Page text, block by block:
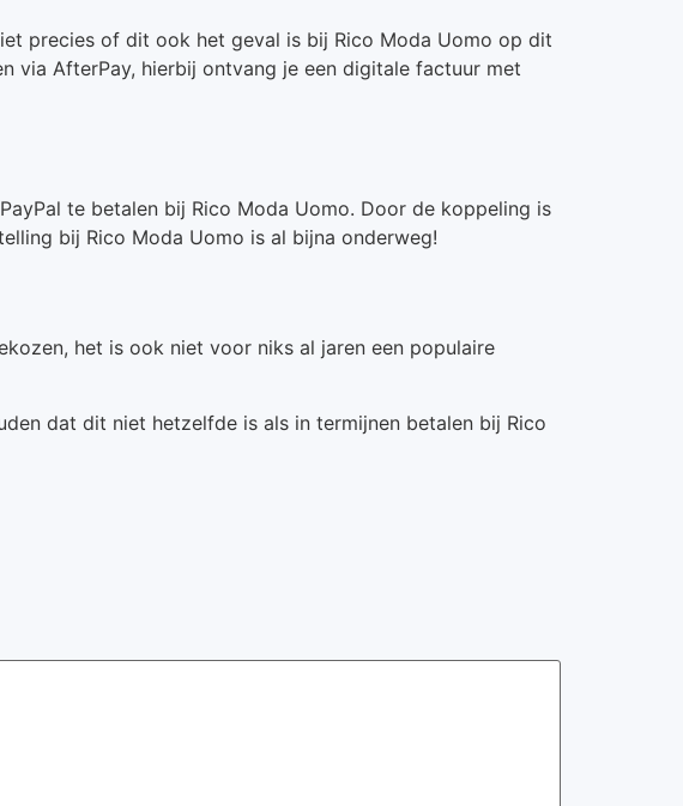
precies of dit ook het geval is bij Rico Moda Uomo op dit
via AfterPay, hierbij ontvang je een digitale factuur met
te betalen bij Rico Moda Uomo. Door de koppeling is
bij Rico Moda Uomo is al bijna onderweg!
het is ook niet voor niks al jaren een populaire
dat dit niet hetzelfde is als in termijnen betalen bij Rico